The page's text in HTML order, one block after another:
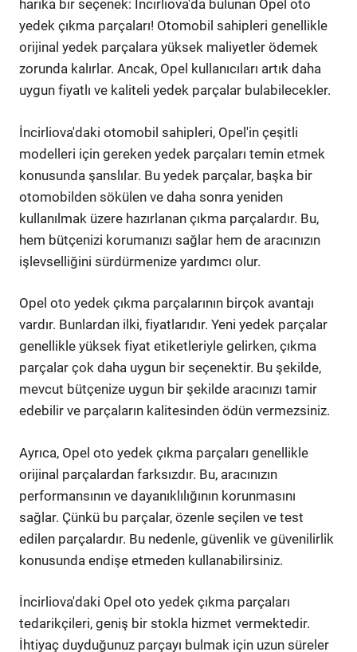
harika bir seçenek: İncirliova'da bulunan Opel oto
yedek çıkma parçaları! Otomobil sahipleri genellikle
orijinal yedek parçalara yüksek maliyetler ödemek
zorunda kalırlar. Ancak, Opel kullanıcıları artık daha
uygun fiyatlı ve kaliteli yedek parçalar bulabilecekler.
İncirliova'daki otomobil sahipleri, Opel'in çeşitli
modelleri için gereken yedek parçaları temin etmek
konusunda şanslılar. Bu yedek parçalar, başka bir
otomobilden sökülen ve daha sonra yeniden
kullanılmak üzere hazırlanan çıkma parçalardır. Bu,
hem bütçenizi korumanızı sağlar hem de aracınızın
işlevselliğini sürdürmenize yardımcı olur.
Opel oto yedek çıkma parçalarının birçok avantajı
vardır. Bunlardan ilki, fiyatlarıdır. Yeni yedek parçalar
genellikle yüksek fiyat etiketleriyle gelirken, çıkma
parçalar çok daha uygun bir seçenektir. Bu şekilde,
mevcut bütçenize uygun bir şekilde aracınızı tamir
edebilir ve parçaların kalitesinden ödün vermezsiniz.
Ayrıca, Opel oto yedek çıkma parçaları genellikle
orijinal parçalardan farksızdır. Bu, aracınızın
performansının ve dayanıklılığının korunmasını
sağlar. Çünkü bu parçalar, özenle seçilen ve test
edilen parçalardır. Bu nedenle, güvenlik ve güvenilirlik
konusunda endişe etmeden kullanabilirsiniz.
İncirliova'daki Opel oto yedek çıkma parçaları
tedarikçileri, geniş bir stokla hizmet vermektedir.
İhtiyaç duyduğunuz parçayı bulmak için uzun süreler